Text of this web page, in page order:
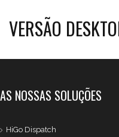
VERSÃO
AS NOSSAS SOLUÇÕES
HiGo Dispatch